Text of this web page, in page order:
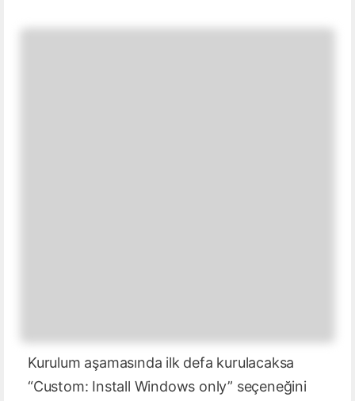
Kurulum aşamasında ilk defa kurulacaksa
“Custom: Install Windows only” seçeneğini